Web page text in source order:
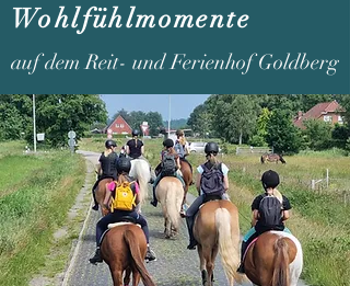
Wohlfühlmomente
auf dem Reit- und Ferienhof Goldberg